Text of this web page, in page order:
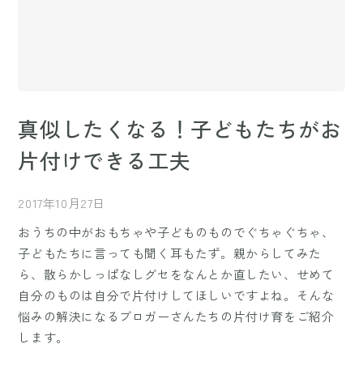
真似したくなる！子どもたちがお
片付けできる工夫
2017年10月27日
おうちの中がおもちゃや子どものものでぐちゃぐちゃ、
子どもたちに言っても聞く耳もたず。親からしてみた
ら、散らかしっぱなしグセをなんとか直したい、せめて
自分のものは自分で片付けしてほしいですよね。そんな
悩みの解決になるブロガーさんたちの片付け育をご紹介
します。